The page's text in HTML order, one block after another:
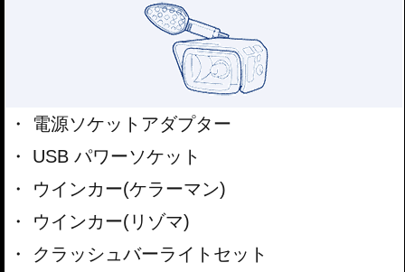
電源ソケットアダプター
USB パワーソケット
ウインカー(ケラーマン)
ウインカー(リゾマ)
クラッシュバーライトセット